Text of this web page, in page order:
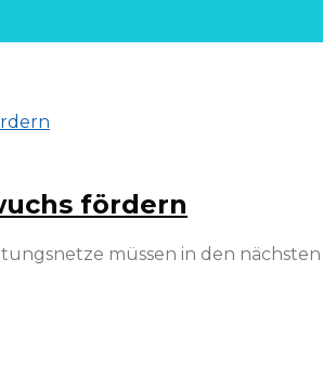
fördern
müssen in den